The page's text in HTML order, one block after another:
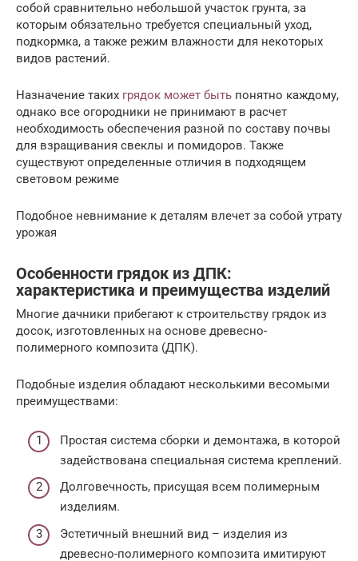
собой сравнительно небольшой участок грунта, за
которым обязательно требуется специальный уход,
подкормка, а также режим влажности для некоторых
видов растений.
Назначение таких грядок может быть понятно каждому,
однако все огородники не принимают в расчет
необходимость обеспечения разной по составу почвы
для взращивания свеклы и помидоров. Также
существуют определенные отличия в подходящем
световом режиме
Подобное невнимание к деталям влечет за собой утрату
урожая
Особенности грядок из ДПК:
характеристика и преимущества изделий
Многие дачники прибегают к строительству грядок из
досок, изготовленных на основе древесно-
полимерного композита (ДПК).
Подобные изделия обладают несколькими весомыми
преимуществами:
Простая система сборки и демонтажа, в которой
задействована специальная система креплений.
Долговечность, присущая всем полимерным
изделиям.
Эстетичный внешний вид – изделия из
древесно-полимерного композита имитируют